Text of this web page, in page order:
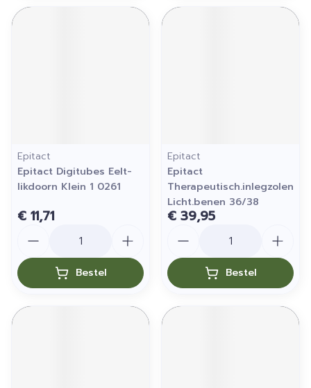
Epitact
Epitact Digitubes Eelt-
likdoorn Klein 1 0261
€ 11,71
Bestel
Epitact
Epitact
Therapeutisch.inlegzolen
Licht.benen 36/38
€ 39,95
Bestel